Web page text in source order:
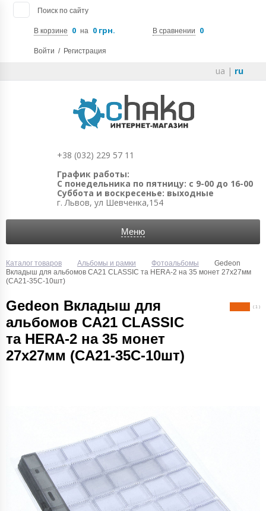
Поиск по сайту
В корзине 0 на 0 грн. В сравнении 0
Войти / Регистрация
ua | ru
+38 (032) 229 57 11
График работы:
С понедельника по пятницу: с 9-00 до 16-00
Суббота и воскресенье: выходные
г. Львов, ул Шевченка,154
Меню
Каталог товаров Альбомы и рамки Фотоальбомы
Gedeon
Вкладыш для альбомов CA21 CLASSIC та HERA-2 на 35 монет 27х27мм
(CA21-35C-10шт)
Gedeon Вкладыш для
альбомов CA21 CLASSIC
та HERA-2 на 35 монет
27х27мм (CA21-35C-10шт)
( 1 )